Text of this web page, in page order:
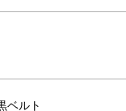
ベルト